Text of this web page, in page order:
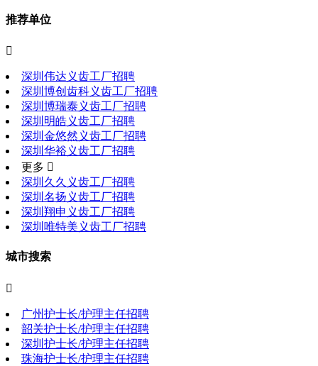
推荐单位

深圳伟达义齿工厂招聘
深圳博创齿科义齿工厂招聘
深圳博瑞泰义齿工厂招聘
深圳明皓义齿工厂招聘
深圳金悠然义齿工厂招聘
深圳华裕义齿工厂招聘
更多 
深圳久久义齿工厂招聘
深圳名扬义齿工厂招聘
深圳翔申义齿工厂招聘
深圳唯特美义齿工厂招聘
城市搜索

广州护士长/护理主任招聘
韶关护士长/护理主任招聘
深圳护士长/护理主任招聘
珠海护士长/护理主任招聘